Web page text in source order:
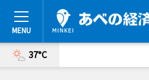
37°C